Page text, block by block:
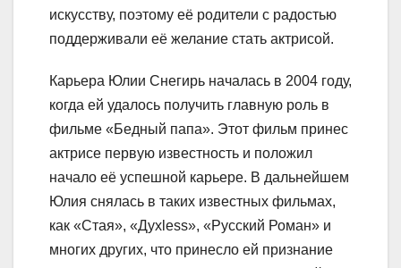
искусству, поэтому её родители с радостью
поддерживали её желание стать актрисой.
Карьера Юлии Снегирь началась в 2004 году,
когда ей удалось получить главную роль в
фильме «Бедный папа». Этот фильм принес
актрисе первую известность и положил
начало её успешной карьере. В дальнейшем
Юлия снялась в таких известных фильмах,
как «Стая», «Духless», «Русский Роман» и
многих других, что принесло ей признание